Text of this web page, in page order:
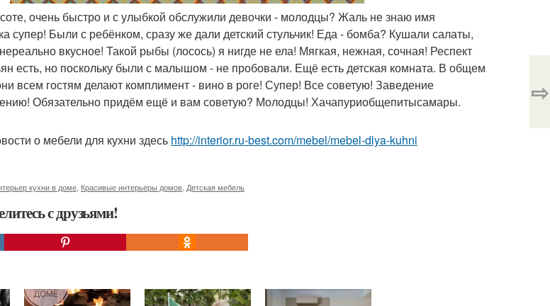
очень быстро и с улыбкой обслужили девочки - молодцы? Жаль не знаю имя
супер! Были с ребёнком, сразу же дали детский стульчик! Еда - бомба? Кушали салаты,
вкусное! Такой рыбы (лосось) я нигде не ела! Мягкая, нежная, сочная! Респект
есть, но поскольку были с малышом - не пробовали. Ещё есть детская комната. В общем
всем гостям делают комплимент - вино в роге! Супер! Все советую! Заведение
Обязательно придём ещё и вам советую? Молодцы! Хачапуриобщепитысамары.
о мебели для кухни здесь http://interior.ru-best.com/mebel/mebel-dlya-kuhni
кухни в доме Красивые интерьеры домов Детская мебель
с друзьями!
⇨